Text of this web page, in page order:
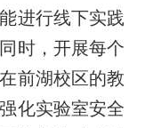
进行线下实践
时，开展每个
前湖校区的教
化实验室安全